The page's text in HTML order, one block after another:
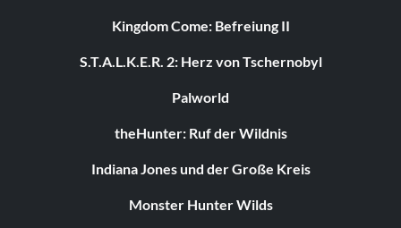
Kingdom Come: Befreiung II
S.T.A.L.K.E.R. 2: Herz von Tschernobyl
Palworld
theHunter: Ruf der Wildnis
Indiana Jones und der Große Kreis
Monster Hunter Wilds